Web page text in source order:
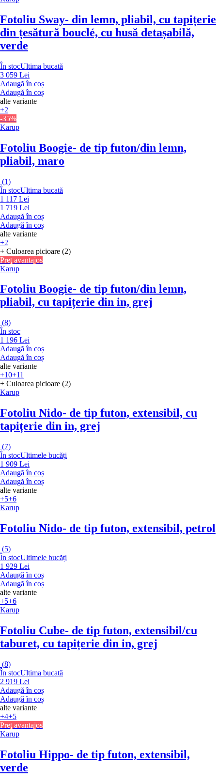
Fotoliu Sway- din lemn, pliabil, cu tapițerie
din țesătură bouclé, cu husă detașabilă,
verde
În stocUltima bucată
3 059 Lei
Adaugă în coș
Adaugă în coș
alte variante
+2
-35%
Karup
Fotoliu Boogie- de tip futon/din lemn,
pliabil, maro
(1)
În stocUltima bucată
1 117 Lei
1 719 Lei
Adaugă în coș
Adaugă în coș
alte variante
+2
+ Culoarea picioare (2)
Preț avantajos
Karup
Fotoliu Boogie- de tip futon/din lemn,
pliabil, cu tapițerie din in, grej
(8)
În stoc
1 196 Lei
Adaugă în coș
Adaugă în coș
alte variante
+10+11
+ Culoarea picioare (2)
Karup
Fotoliu Nido- de tip futon, extensibil, cu
tapițerie din in, grej
(7)
În stocUltimele bucăți
1 909 Lei
Adaugă în coș
Adaugă în coș
alte variante
+5+6
Karup
Fotoliu Nido- de tip futon, extensibil, petrol
(5)
În stocUltimele bucăți
1 929 Lei
Adaugă în coș
Adaugă în coș
alte variante
+5+6
Karup
Fotoliu Cube- de tip futon, extensibil/cu
taburet, cu tapițerie din in, grej
(8)
În stocUltima bucată
2 919 Lei
Adaugă în coș
Adaugă în coș
alte variante
+4+5
Preț avantajos
Karup
Fotoliu Hippo- de tip futon, extensibil,
verde